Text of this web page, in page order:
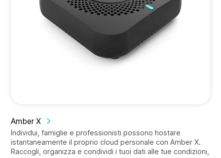
Amber X
Individui, famiglie e professionisti possono hostare
istantaneamente il proprio cloud personale con Amber X.
Raccogli, organizza e condividi i tuoi dati alle tue condizioni,